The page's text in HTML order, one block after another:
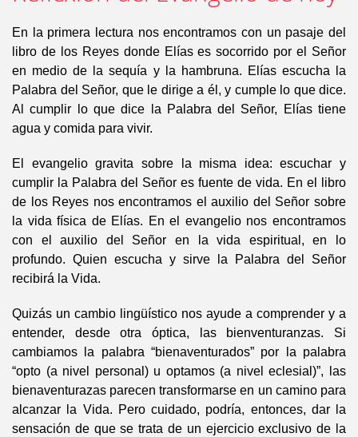
En la primera lectura nos encontramos con un pasaje del
libro de los Reyes donde Elías es socorrido por el Señor
en medio de la sequía y la hambruna. Elías escucha la
Palabra del Señor, que le dirige a él, y cumple lo que dice.
Al cumplir lo que dice la Palabra del Señor, Elías tiene
agua y comida para vivir.
El evangelio gravita sobre la misma idea: escuchar y
cumplir la Palabra del Señor es fuente de vida. En el libro
de los Reyes nos encontramos el auxilio del Señor sobre
la vida física de Elías. En el evangelio nos encontramos
con el auxilio del Señor en la vida espiritual, en lo
profundo. Quien escucha y sirve la Palabra del Señor
recibirá la Vida.
Quizás un cambio lingüístico nos ayude a comprender y a
entender, desde otra óptica, las bienventuranzas. Si
cambiamos la palabra “bienaventurados” por la palabra
“opto (a nivel personal) u optamos (a nivel eclesial)”, las
bienaventurazas parecen transformarse en un camino para
alcanzar la Vida. Pero cuidado, podría, entonces, dar la
sensación de que se trata de un ejercicio exclusivo de la